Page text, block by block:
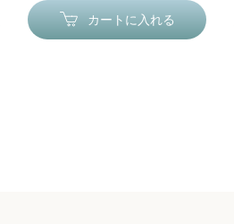
カートに入れる